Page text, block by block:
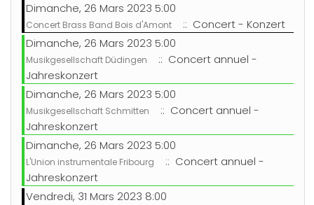
Dimanche, 26 Mars 2023 5:00
Concert Brass Band Bois d'Amont
:: Concert - Konzert
Dimanche, 26 Mars 2023 5:00
Musikgesellschaft Düdingen
:: Concert annuel -
Jahreskonzert
Dimanche, 26 Mars 2023 5:00
Musikgesellschaft Schmitten
:: Concert annuel -
Jahreskonzert
Dimanche, 26 Mars 2023 5:00
L'Union instrumentale Fribourg
:: Concert annuel -
Jahreskonzert
Vendredi, 31 Mars 2023 8:00